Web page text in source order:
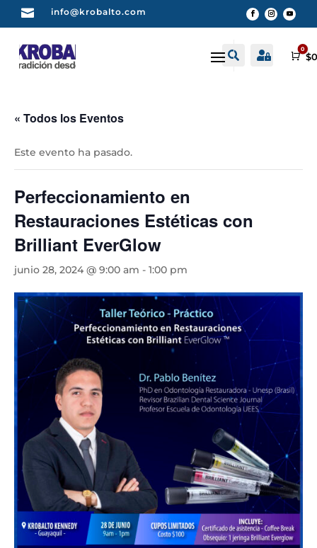
 info@krobalto.com
 Buscar
 Cuenta
0
$
« Todos los Eventos
Este evento ha pasado.
Perfeccionamiento en
Restauraciones Estéticas con
Brilliant EverGlow
junio 28, 2024 @ 9:00 am - 1:00 pm